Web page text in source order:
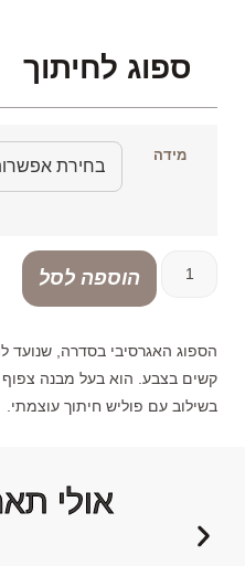
ספוג לחיתוך
מידה
הוספה לסל
הספוג האגרסיבי בסדרה, שנועד
קשים בצבע. הוא בעל מבנה צפוף
בשילוב עם פוליש חיתוך עוצמתי.
אולי